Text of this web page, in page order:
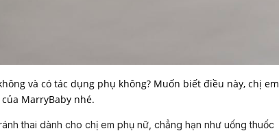
và có tác dụng phụ không? Muốn biết điều này, chị em
MarryBaby nhé.
thai dành cho chị em phụ nữ, chẳng hạn như uốngthuốc